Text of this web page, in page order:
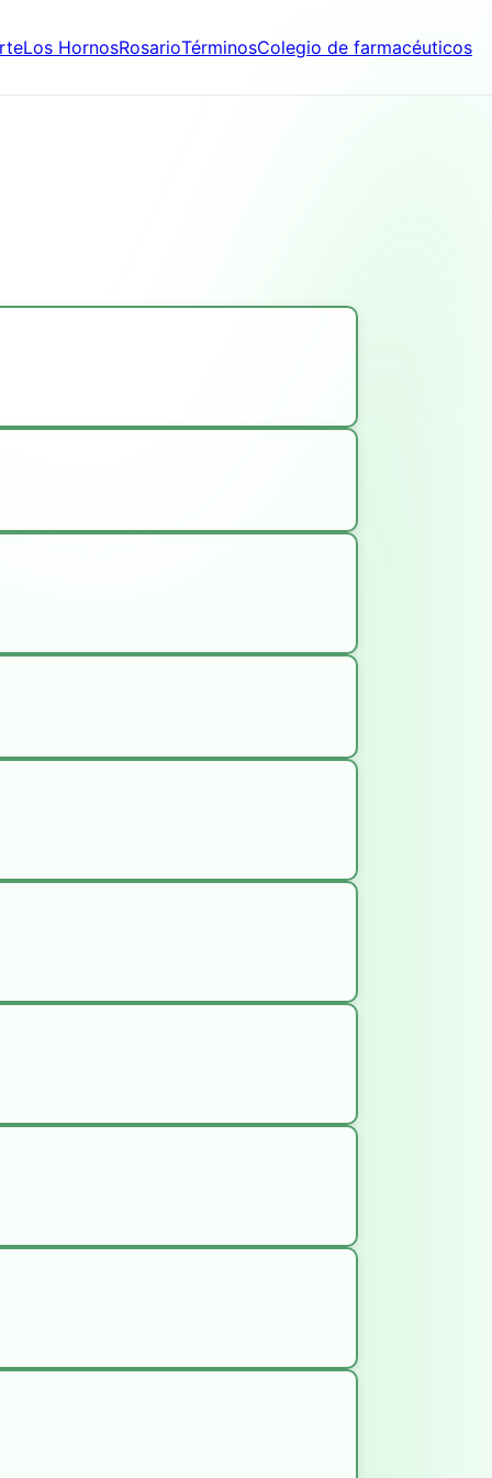
Los HornosRosarioTérminosColegio de farmacéuticos